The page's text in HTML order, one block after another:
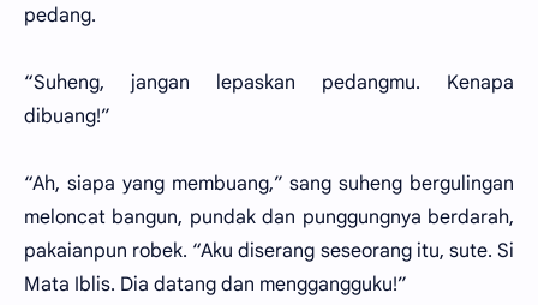
pedang.
“Suheng, jangan lepaskan pedangmu. Kenapa
dibuang!”
“Ah, siapa yang membuang,” sang suheng bergulingan
meloncat bangun, pundak dan punggungnya berdarah,
pakaianpun robek. “Aku diserang seseorang itu, sute. Si
Mata Iblis. Dia datang dan menggangguku!”